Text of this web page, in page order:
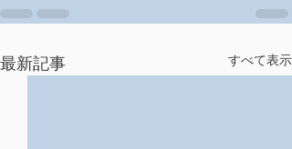
最新記事 すべて表示